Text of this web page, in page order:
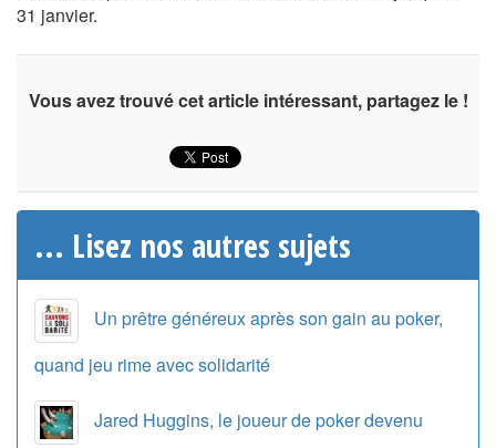
31 janvier.
Vous avez trouvé cet article intéressant, partagez le !
... Lisez nos autres sujets
Un prêtre généreux après son gain au poker,
quand jeu rime avec solidarité
Jared Huggins, le joueur de poker devenu